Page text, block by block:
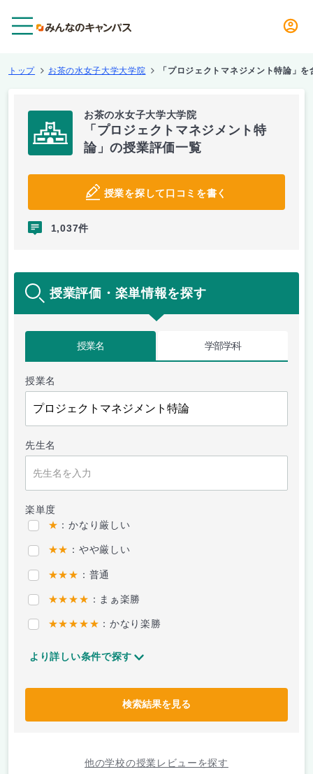
トップ お茶の水女子大学大学院 「プロジェクトマネジメント特論」を
お茶の水女子大学大学院
「プロジェクトマネジメント特
論」の授業評価一覧
授業を探して口コミを書く
1,037件
授業評価・楽単情報を探す
授業名 学部学科
授業名
先生名
楽単度
★ ：かなり厳しい
★★ ：やや厳しい
★★★ ：普通
★★★★ ：まぁ楽勝
★★★★★ ：かなり楽勝
より詳しい条件で探す
検索結果を見る
他の学校の授業レビューを探す